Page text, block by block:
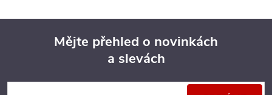
Mějte přehled o novinkách
a slevách